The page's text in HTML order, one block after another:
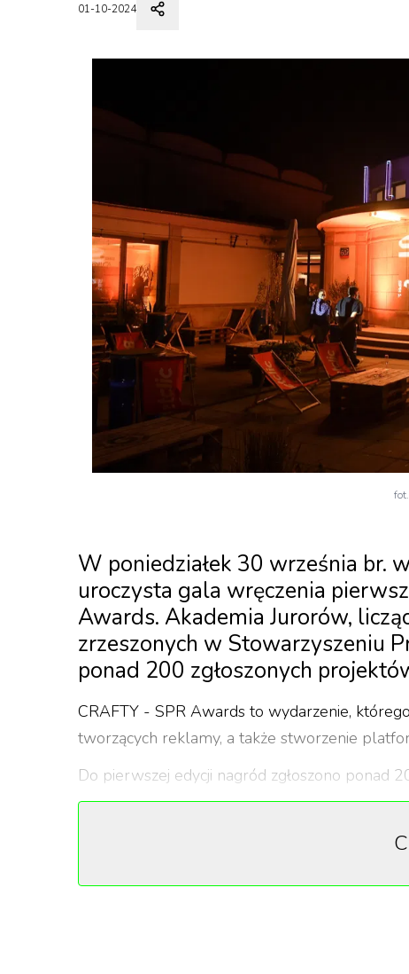
01-10-2024
W poniedziałek 30 września br.
uroczysta gala wręczenia
Awards. Akademia Jurorów,
zrzeszonych w Stowarzyszeniu
ponad 200 zgłoszonych
CRAFTY - SPR Awards to wydarzenie,
tworzących reklamy, a także stworzenie
Do pierwszej edycji nagród zgłoszono ponad
i postprodukcyjnych, w 14 kategoriach.
W skład Akademii jurorskiej weszli twórcy
producentów.